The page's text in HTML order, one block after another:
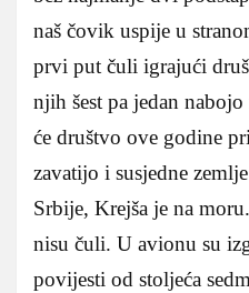
naš čovik uspije u
prvi put čuli igrajući
njih šest pa jedan
će društvo ove godine
zavatijo i susjedne
Srbije, Krejša je na
nisu čuli. U avionu su
povijesti od stoljeća